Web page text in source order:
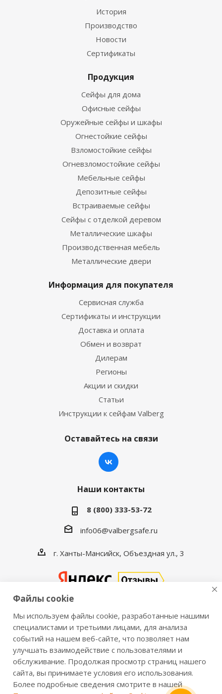
История
Производство
Новости
Сертификаты
Продукция
Сейфы для дома
Офисные сейфы
Оружейные сейфы и шкафы
Огнестойкие сейфы
Взломостойкие сейфы
Огневзломостойкие сейфы
Мебельные сейфы
Депозитные сейфы
Встраиваемые сейфы
Сейфы с отделкой деревом
Металлические шкафы
Производственная мебель
Металлические двери
Информация для покупателя
Сервисная служба
Сертификаты и инструкции
Доставка и оплата
Обмен и возврат
Дилерам
Регионы
Акции и скидки
Статьи
Инструкции к сейфам Valberg
Оставайтесь на связи
Наши контакты
8 (800) 333-53-72
info06@valbergsafe.ru
г. Ханты-Мансийск, Объездная ул., 3
2016-2026 © VALBERGSAFE.RU — Интернет-магазин
сейфов Valberg и металлической мебели Практик.
Продажа сейфов для дома и офиса, металлических
шкафов, стеллажей, металлических дверей.
Информация о розничных ценах, технических
характеристиках, наличии на складе носит справочный
Файлы cookie
Мы используем файлы cookie, разработанные нашими
специалистами и третьими лицами, для анализа
событий на нашем веб-сайте, что позволяет нам
улучшать взаимодействие с пользователями и
обслуживание. Продолжая просмотр страниц нашего
сайта, вы принимаете условия его использования.
Более подробные сведения смотрите в нашей